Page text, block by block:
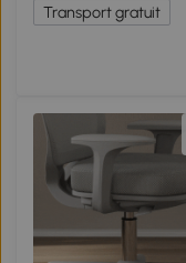
Transport gratuit